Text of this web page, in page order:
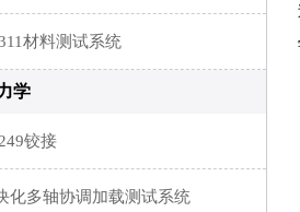
材料测试系统
学
铰接
化多轴协调加载测试系统